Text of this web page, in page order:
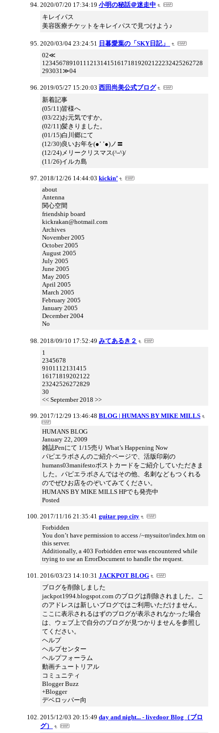
2020/07/20 17:34:19 小明の秘話＠迷走中
キレイパス
美容医療チケットをキレイパスで見つけよう♪
2020/03/04 23:24:51 日暮愛葉の「SKY日記」
02≪
12345678910111213141516171819202122232425262728
293031≫04
2019/05/27 15:20:03 西田尚美公式ブログ
新着記事
(05/11)皆様へ
(03/22)お元気ですか。
(02/11)髪きりました。
(01/15)白川郷にて
(12/30)良いお年を(●’ ’●)ノ〓
(12/24)メリークリスマス(^-^)/
(11/26)イルカ島
2018/12/26 14:44:03 kickin’
about
Antenna
関心空間
friendship board
kickrakan@hotmail.com
Archives
November 2005
October 2005
August 2005
July 2005
June 2005
May 2005
April 2005
March 2005
February 2005
January 2005
December 2004
No
2018/09/10 17:52:49 みてあるき２
1
2345678
9101112131415
16171819202122
23242526272829
30
<< September 2018 >>
2017/12/29 13:46:48 BLOG | HUMANS BY MIKE MILLS
HUMANS BLOG
January 22, 2009
雑誌Penにて 1/15売り What’s Happening Now
パピエラボさんのご紹介ページで、活版印刷の
humans03manifestoポストカードをご紹介していただきま
した。パピエラボさんではその他、名刺などもつくれる
のでぜひお店をのぞいてみてください。
HUMANS BY MIKE MILLS HPでも発売中
Posted
2017/11/16 21:35:41 guitar pop city
Forbidden
You don’t have permission to access /~mysuitor/index.htm on
this server.
Additionally, a 403 Forbidden error was encountered while
trying to use an ErrorDocument to handle the request.
2016/03/23 14:10:31 JACKPOT BLOG
ブログを削除しました
jackpot1994.blogspot.com のブログは削除されました。こ
のアドレスは新しいブログではご利用いただけません。
ここに表示されるはずのブログが表示されなかった場合
は、ウェブ上で自分のブログが見つかりませんを参照し
てください。
ヘルプ
ヘルプセンター
ヘルプフォーラム
動画チュートリアル
コミュニティ
Blogger Buzz
+Blogger
デベロッパー向
2015/12/03 20:15:49 day and night... - livedoor Blog（ブロ
グ）